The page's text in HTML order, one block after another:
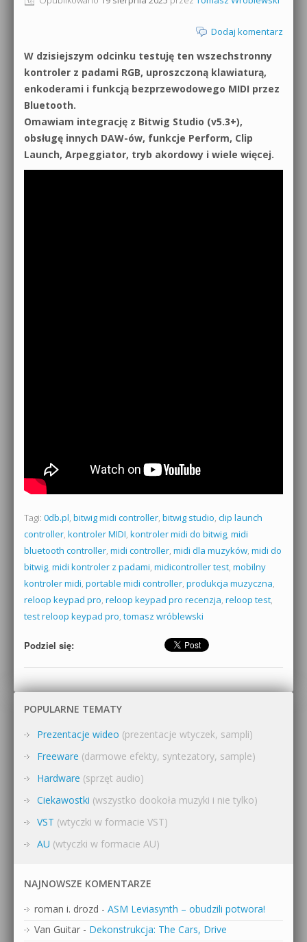
Sylenth1 od podstaw
Sound Forge od podstaw
Dubstep z syntezatorem Massive
Kontakt 5 Kompendium
Newsletter
Materiały dla mediów
Archiwum aktualności
Polityka prywatności
Regulamin
Dodaj komentarz
W dzisiejszym odcinku testuję ten wszechstronny
kontroler z padami RGB, uproszczoną klawiaturą,
enkoderami i funkcją bezprzewodowego MIDI przez
Bluetooth.
Omawiam integrację z Bitwig Studio (v5.3+),
obsługę innych DAW-ów, funkcje Perform, Clip
Launch, Arpeggiator, tryb akordowy i wiele więcej.
Tagi: 0db.pl, bitwig midi controller, bitwig studio, clip launch
controller, kontroler MIDI, kontroler midi do bitwig, midi
bluetooth controller, midi controller, midi dla muzyków, midi do
bitwig, midi kontroler z padami, midicontroller test, mobilny
kontroler midi, portable midi controller, produkcja muzyczna,
reloop keypad pro, reloop keypad pro recenzja, reloop test,
test reloop keypad pro, tomasz wróblewski
Podziel się:
POPULARNE TEMATY
Prezentacje wideo (prezentacje wtyczek, sampli)
Freeware (darmowe efekty, syntezatory, sample)
Hardware (sprzęt audio)
Ciekawostki (wszystko dookoła muzyki i nie tylko)
VST (wtyczki w formacie VST)
AU (wtyczki w formacie AU)
NAJNOWSZE KOMENTARZE
roman i. drozd - ASM Leviasynth – obudzili potwora!
Van Guitar - Dekonstrukcja: The Cars, Drive